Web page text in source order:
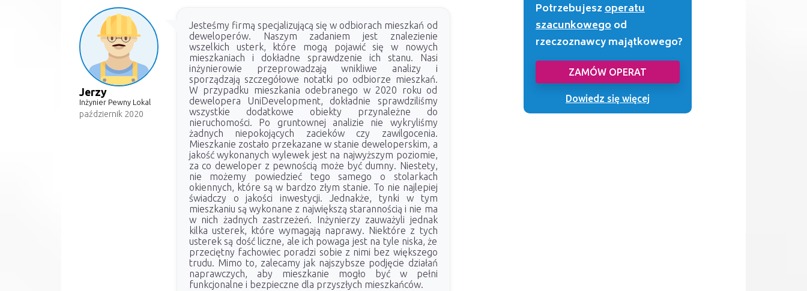
Jerzy
Inżynier Pewny Lokal
październik 2020
Jesteśmy firmą specjalizującą się w odbiorach mieszkań od
deweloperów. Naszym zadaniem jest znalezienie
wszelkich usterk, które mogą pojawić się w nowych
mieszkaniach i dokładne sprawdzenie ich stanu. Nasi
inżynierowie przeprowadzają wnikliwe analizy i
sporządzają szczegółowe notatki po odbiorze mieszkań.
W przypadku mieszkania odebranego w 2020 roku od
dewelopera UniDevelopment, dokładnie sprawdziliśmy
wszystkie dodatkowe obiekty przynależne do
nieruchomości. Po gruntownej analizie nie wykryliśmy
żadnych niepokojących zacieków czy zawilgocenia.
Mieszkanie zostało przekazane w stanie deweloperskim, a
jakość wykonanych wylewek jest na najwyższym poziomie,
za co deweloper z pewnością może być dumny. Niestety,
nie możemy powiedzieć tego samego o stolarkach
okiennych, które są w bardzo złym stanie. To nie najlepiej
świadczy o jakości inwestycji. Jednakże, tynki w tym
mieszkaniu są wykonane z największą starannością i nie ma
w nich żadnych zastrzeżeń. Inżynierzy zauważyli jednak
kilka usterek, które wymagają naprawy. Niektóre z tych
usterek są dość liczne, ale ich powaga jest na tyle niska, że
przeciętny fachowiec poradzi sobie z nimi bez większego
trudu. Mimo to, zalecamy jak najszybsze podjęcie działań
naprawczych, aby mieszkanie mogło być w pełni
funkcjonalne i bezpieczne dla przyszłych mieszkańców.
Potrzebujeszoperatu
szacunkowegood
rzeczoznawcy majątkowego?
ZAMÓW OPERAT
Dowiedz się więcej